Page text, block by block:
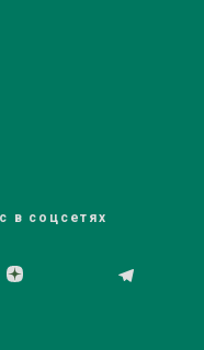
в соцсетях